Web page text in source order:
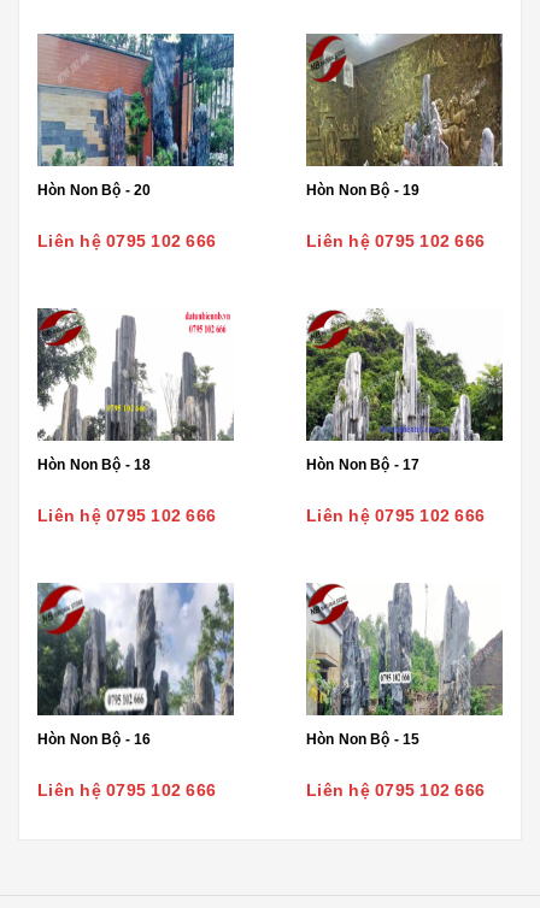
Hòn Non Bộ - 20
Liên hệ 0795 102 666
Hòn Non Bộ - 19
Liên hệ 0795 102 666
Hòn Non Bộ - 18
Liên hệ 0795 102 666
Hòn Non Bộ - 17
Liên hệ 0795 102 666
Hòn Non Bộ - 16
Liên hệ 0795 102 666
Hòn Non Bộ - 15
Liên hệ 0795 102 666